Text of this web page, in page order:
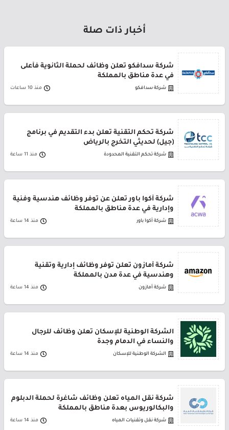
أخبار ذات صلة
شركة سدافكو تعلن وظائف لحملة الثانوية فأعلى
في عدة مناطق بالمملكة
شركة سدافكو منذ 10 ساعات
شركة تحكم التقنية تعلن بدء التقديم في برنامج
(جيل) لحديثي التخرج بالرياض
شركة تحكم التقنية المحدودة منذ 11 ساعة
شركة أكوا باور تعلن عن توفر وظائف هندسية وفنية
وإدارية في عدة مناطق بالمملكة
شركة أكوا باور منذ 14 ساعة
شركة أمازون تعلن توفر وظائف إدارية وتقنية
وهندسية في عدة مدن بالمملكة
شركة أمازون منذ 14 ساعة
الشركة الوطنية للإسكان تعلن وظائف للرجال
والنساء في الدمام وجدة
الشركة الوطنية للإسكان منذ 14 ساعة
شركة نقل المياه تعلن وظائف شاغرة لحملة الدبلوم
والبكالوريوس بعدة مناطق بالمملكة
شركة نقل وتقنيات المياه منذ 14 ساعة